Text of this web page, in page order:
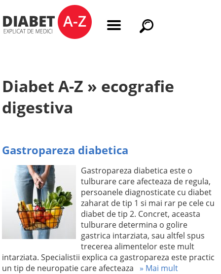
Diabet A-Z » ecografie
digestiva
Gastropareza diabetica
Gastropareza diabetica este o
tulburare care afecteaza de regula,
persoanele diagnosticate cu diabet
zaharat de tip 1 si mai rar pe cele cu
diabet de tip 2. Concret, aceasta
tulburare determina o golire
gastrica intarziata, sau altfel spus
trecerea alimentelor este mult
intarziata. Specialistii explica ca gastropareza este practic
un tip de neuropatie care afecteaza » Mai mult